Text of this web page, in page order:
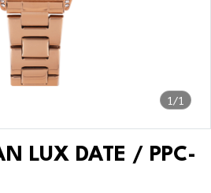
1/1
LUX DATE / PPC-